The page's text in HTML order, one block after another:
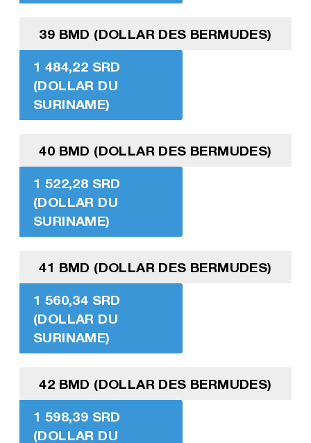
39 BMD (DOLLAR DES BERMUDES)
1 484,22 SRD
(DOLLAR DU
SURINAME)
40 BMD (DOLLAR DES BERMUDES)
1 522,28 SRD
(DOLLAR DU
SURINAME)
41 BMD (DOLLAR DES BERMUDES)
1 560,34 SRD
(DOLLAR DU
SURINAME)
42 BMD (DOLLAR DES BERMUDES)
1 598,39 SRD
(DOLLAR DU